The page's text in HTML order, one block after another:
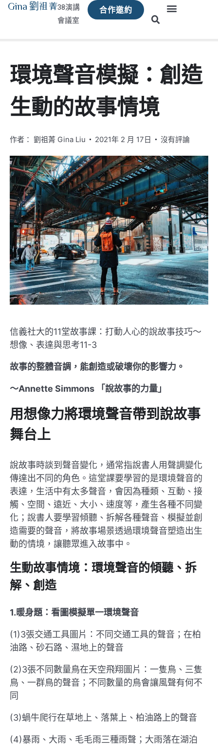
Gina 劉祖菁38演講
會議室
合作邀約
環境聲音模擬：創造
生動的故事情境
作者： 劉祖菁 Gina Liu 2021年 2 月 17日 沒有評論
信義社大的11堂故事課：打動人心的說故事技巧～
想像、表達與思考11-3
故事的整體音調，能創造或破壞你的影響力。
～Annette Simmons 「說故事的力量」
用想像力將環境聲音帶到說故事
舞台上
說故事時談到聲音變化，通常指說書人用聲調變化
傳達出不同的角色。這堂課要學習的是環境聲音的
表達，生活中有太多聲音，會因為種類、互動、接
觸、空間、遠近、大小、速度等，產生各種不同變
化；說書人要學習傾聽、拆解各種聲音、模擬並創
造需要的聲音，將故事場景透過環境聲音塑造出生
動的情境，讓聽眾進入故事中。
生動故事情境：環境聲音的傾聽、拆
解、創造
1.暖身題：看圖模擬單一環境聲音
(1)3張交通工具圖片：不同交通工具的聲音；在柏
油路、砂石路、濕地上的聲音
(2)3張不同數量鳥在天空飛翔圖片：一隻鳥、三隻
鳥、一群鳥的聲音；不同數量的鳥會讓風聲有何不
同
(3)蝸牛爬行在草地上、落葉上、柏油路上的聲音
(4)暴雨、大雨、毛毛雨三種雨聲；大雨落在湖泊